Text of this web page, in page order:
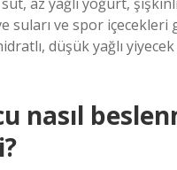
suları ve spor içecekleri
düşük yağlı yiyecek
nasıl